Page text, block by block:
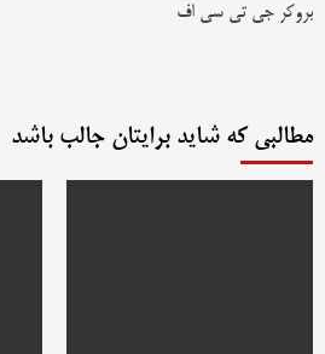
بروکر جی تی سی اف
مطالبی که شاید برایتان جالب باشد